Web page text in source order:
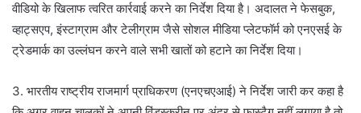
वीडियो के खिलाफ त्वरित कार्रवाई करने का निर्देश दिया है। अदालत ने फेसबुक,
व्हाट्सएप, इंस्टाग्राम और टेलीग्राम जैसे सोशल मीडिया प्लेटफॉर्म को एनएसई के
ट्रेडमार्क का उल्लंघन करने वाले सभी खातों को हटाने का निर्देश दिया।
3. भारतीय राष्ट्रीय राजमार्ग प्राधिकरण (एनएचएआई) ने निर्देश जारी कर कहा है